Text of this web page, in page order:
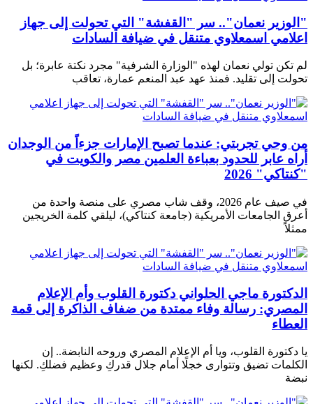
"الوزير نعمان".. سر "القفشة" التي تحولت إلى جهاز
اعلامي اسمعلاوي متنقل في ضيافة السادات
لم تكن تولي نعمان لهذه "الوزارة الشرفية" مجرد نكتة عابرة؛ بل
تحولت إلى تقليد. فمنذ عهد عبد المنعم عمارة، تعاقب
من وحي تجربتي: عندما تصبح الإمارات جزءاً من الوجدان
أراه عابر للحدود بعباءة العلمين مصر والكويت في
"كنتاكي" 2026
في صيف عام 2026، وقف شاب مصري على منصة واحدة من
أعرق الجامعات الأمريكية (جامعة كنتاكي)، ليلقي كلمة الخريجين
ممثلاً
الدكتورة ماجي الحلواني دكتورة القلوب وأم الإعلام
المصري: رسالة وفاء ممتدة من ضفاف الذاكرة إلى قمة
العطاء
يا دكتورة القلوب، ويا أم الإعلام المصري وروحه النابضة.. إن
الكلمات تضيق وتتوارى خجلًا أمام جلال قدركِ وعظيم فضلكِ. لكنها
نبضة